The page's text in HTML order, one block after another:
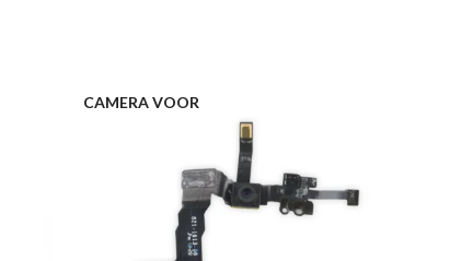
CAMERA VOOR